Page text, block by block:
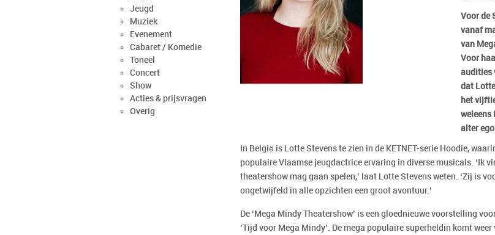
Jeugd
Muziek
Evenement
Cabaret / Komedie
Toneel
Concert
Show
Acties & prijsvragen
Overig
Voor de
vanaf
van
Voor
audities
dat
het
weleens
alter
In België is Lotte Stevens te zien in de KETNET-serie Hoodie,
populaire Vlaamse jeugdactrice ervaring in diverse musicals. ‘Ik
theatershow mag gaan spelen,’ laat Lotte Stevens weten. ‘Zij is
ongetwijfeld in alle opzichten een groot avontuur.’
De ‘Mega Mindy Theatershow’ is een gloednieuwe voorstelling
‘Tijd voor Mega Mindy’. De mega populaire superheldin komt